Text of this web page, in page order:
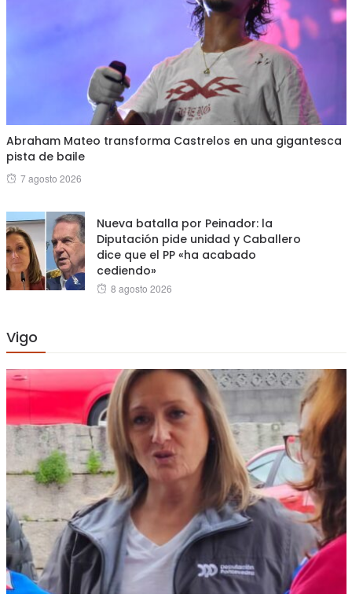
Abraham Mateo transforma Castrelos en una gigantesca
pista de baile
Posted
7 agosto 2026
Nueva batalla por Peinador: la
Diputación pide unidad y Caballero
dice que el PP «ha acabado
cediendo»
Posted
8 agosto 2026
Vigo